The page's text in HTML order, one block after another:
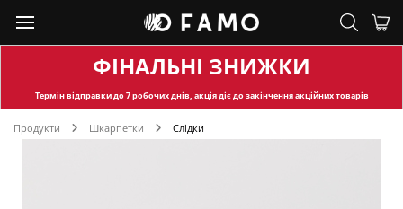
ФІНАЛЬНІ ЗНИЖКИ
Термін відправкидо 7 робочих днів, акція діє до закінчення акційних товарів
Продукти Шкарпетки Слідки